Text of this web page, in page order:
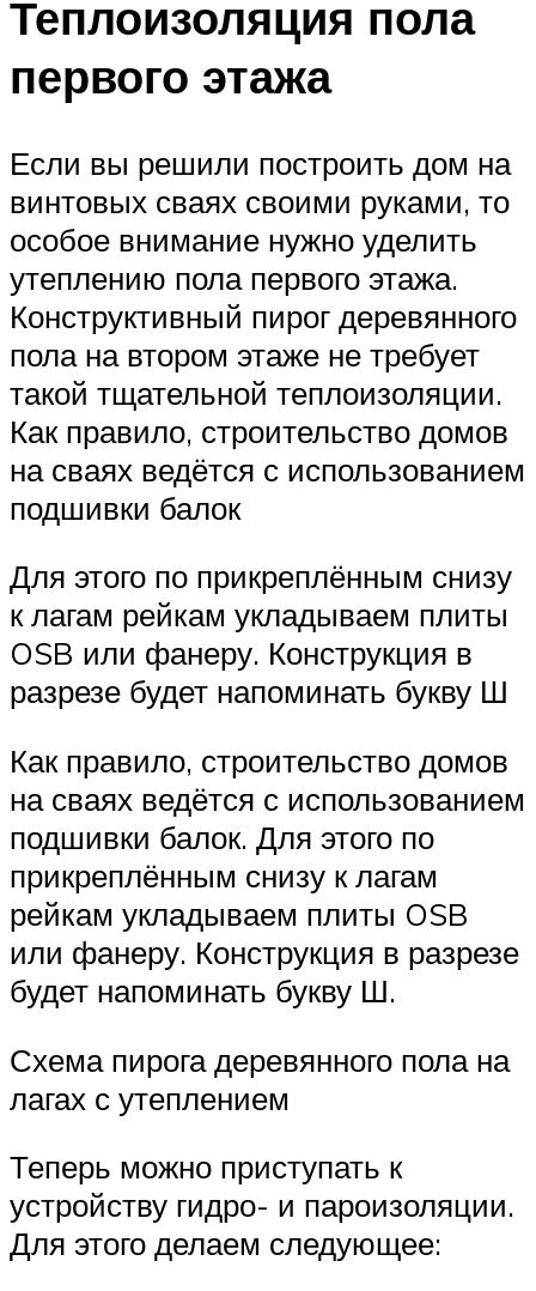
Теплоизоляция пола
первого этажа
Если вы решили построить дом на
винтовых сваях своими руками, то
особое внимание нужно уделить
утеплению пола первого этажа.
Конструктивный пирог деревянного
пола на втором этаже не требует
такой тщательной теплоизоляции.
Как правило, строительство домов
на сваях ведётся с использованием
подшивки балок
Для этого по прикреплённым снизу
к лагам рейкам укладываем плиты
OSB или фанеру. Конструкция в
разрезе будет напоминать букву Ш
Как правило, строительство домов
на сваях ведётся с использованием
подшивки балок. Для этого по
прикреплённым снизу к лагам
рейкам укладываем плиты OSB
или фанеру. Конструкция в разрезе
будет напоминать букву Ш.
Схема пирога деревянного пола на
лагах с утеплением
Теперь можно приступать к
устройству гидро- и пароизоляции.
Для этого делаем следующее: